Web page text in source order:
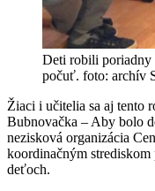
Deti robili poriadny
počuť. foto: archív
Žiaci i učitelia sa aj tento
Bubnovačka – Aby bolo
nezisková organizácia
koordinačným strediskom
deťoch.